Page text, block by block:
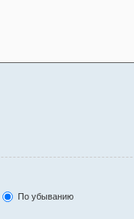
По убыванию